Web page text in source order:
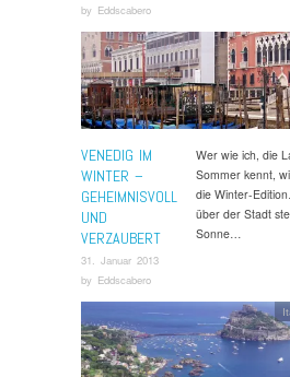
by Eddscabero
VENEDIG IM
WINTER –
GEHEIMNISVOLL
UND
VERZAUBERT
31. Januar 2013
by Eddscabero
Wer wie ich, die
Sommer kennt,
die Winter-
über der Stadt
Sonne…